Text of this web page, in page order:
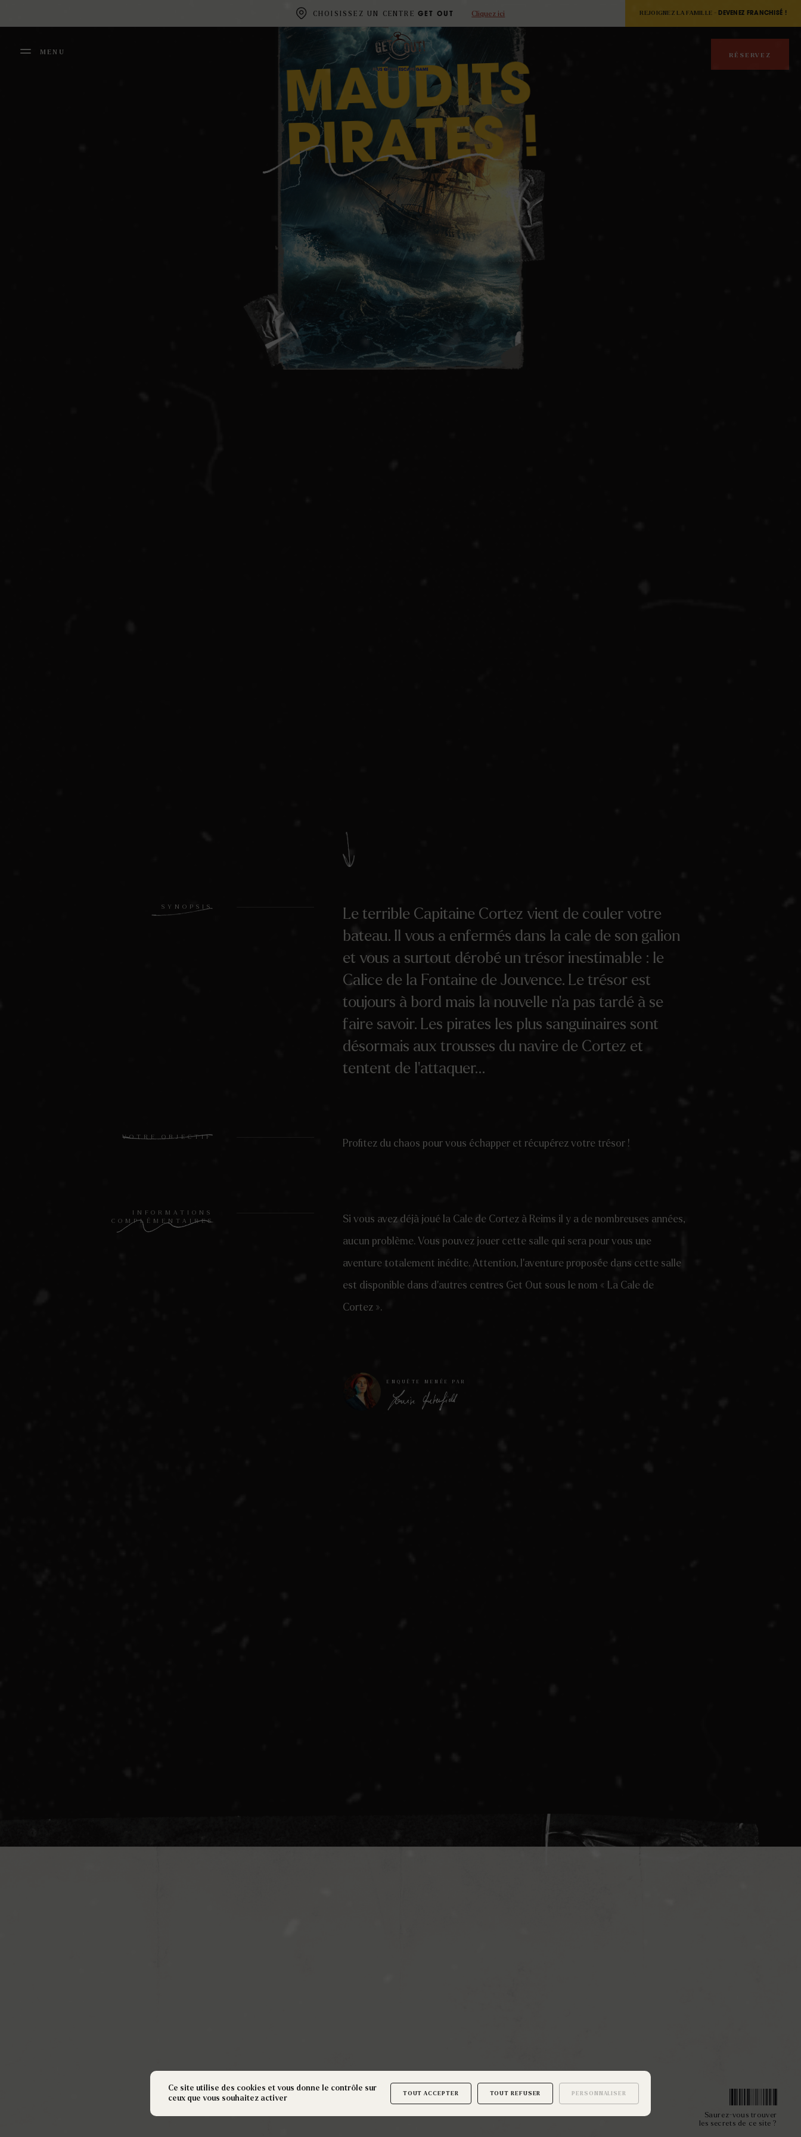
CHOISISSEZ UN CENTRE GET OUT Cliquez ici REJOIGNEZ LA FAMILLE - DEVENEZ FRANCHISÉ !
MENU RÉSERVEZ
MAUDITS
PIRATES !
SYNOPSIS
Le terrible Capitaine Cortez vient de couler votre
bateau. Il vous a enfermés dans la cale de son galion
et vous a surtout dérobé un trésor inestimable : le
Calice de la Fontaine de Jouvence. Le trésor est
toujours à bord mais la nouvelle n’a pas tardé à se
faire savoir. Les pirates les plus sanguinaires sont
désormais aux trousses du navire de Cortez et
tentent de l’attaquer…
VOTRE OBJECTIF
Profitez du chaos pour vous échapper et récupérez votre trésor !
INFORMATIONS
COMPLÉMENTAIRES
Si vous avez déjà joué la Cale de Cortez à Reims il y a de nombreuses années,
aucun problème. Vous pouvez jouer cette salle qui sera pour vous une
aventure totalement inédite. Attention, l’aventure proposée dans cette salle
est disponible dans d’autres centres Get Out sous le nom « La Cale de
Cortez ».
ENQUÊTE MENÉE PAR
Saurez-vous trouver
les secrets de ce site ?
Ce site utilise des cookies et vous donne le contrôle sur
ceux que vous souhaitez activer
TOUT ACCEPTER TOUT REFUSER PERSONNALISER